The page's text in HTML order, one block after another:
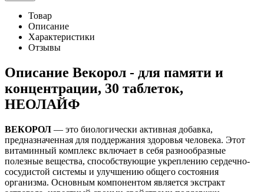
Товар
Описание
Характеристики
Отзывы
Описание Векорол - для памяти и
концентрации, 30 таблеток,
НЕОЛАЙФ
ВЕКОРОЛ — это биологически активная добавка,
предназначенная для поддержания здоровья человека. Этот
витаминный комплекс включает в себя разнообразные
полезные вещества, способствующие укреплению сердечно-
сосудистой системы и улучшению общего состояния
организма. Основным компонентом является экстракт